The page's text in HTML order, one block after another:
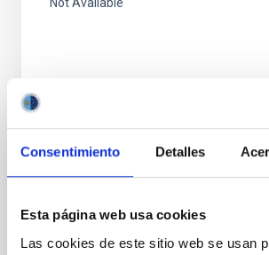
Consentimiento Detalles
Esta página web usa cookies
Las cookies de este sitio web se usan
PUBLICACIÓN
Photographic Study
Not Available